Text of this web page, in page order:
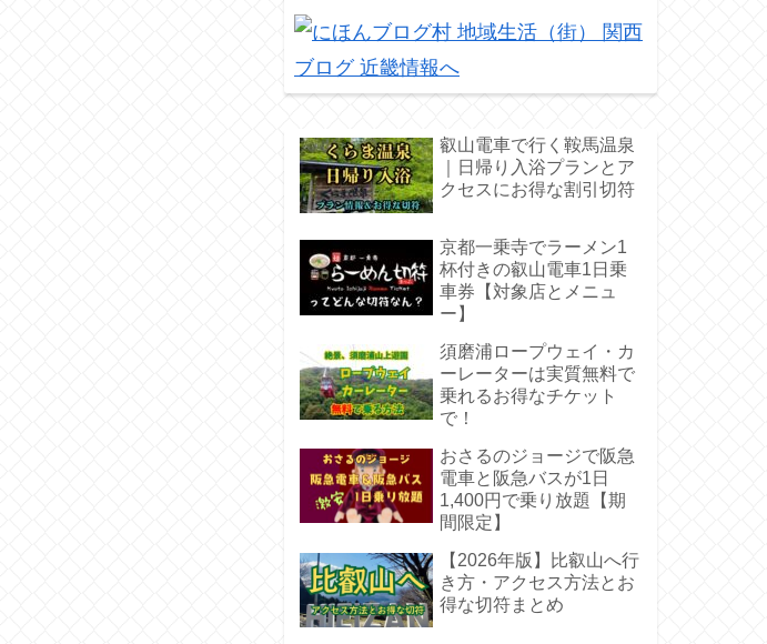
叡山電車で行く鞍馬温泉
｜日帰り入浴プランとア
クセスにお得な割引切符
京都一乗寺でラーメン1
杯付きの叡山電車1日乗
車券【対象店とメニュ
ー】
須磨浦ロープウェイ・カ
ーレーターは実質無料で
乗れるお得なチケット
で！
おさるのジョージで阪急
電車と阪急バスが1日
1,400円で乗り放題【期
間限定】
【2026年版】比叡山へ行
き方・アクセス方法とお
得な切符まとめ